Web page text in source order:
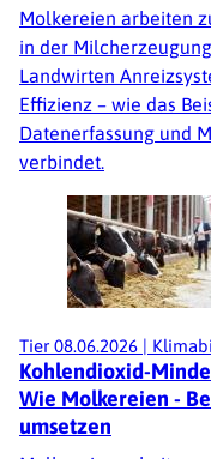
Molkereien arbeiten
in der
Landwirten
Effizienz – wie das
Datenerfassung und
verbindet.
Tier 08.06.2026 |
Kohlendioxid-
Wie Molkereien -
umsetzen